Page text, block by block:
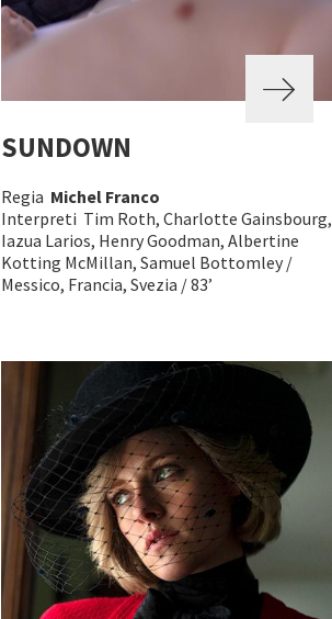
SUNDOWN
Regia Michel Franco
Interpreti Tim Roth, Charlotte Gainsbourg,
Iazua Larios, Henry Goodman, Albertine
Kotting McMillan, Samuel Bottomley /
Messico, Francia, Svezia / 83’